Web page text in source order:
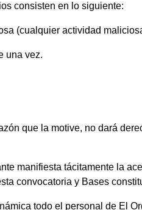
consisten en lo siguiente:
(cualquier actividad
una vez.
que la motive, no dará
manifiesta tácitamente la
convocatoria y Bases
todo el personal de El